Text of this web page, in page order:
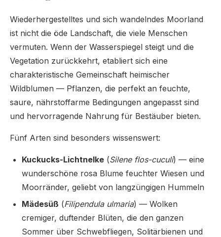
Wiederhergestelltes und sich wandelndes Moorland
ist nicht die öde Landschaft, die viele Menschen
vermuten. Wenn der Wasserspiegel steigt und die
Vegetation zurückkehrt, etabliert sich eine
charakteristische Gemeinschaft heimischer
Wildblumen — Pflanzen, die perfekt an feuchte,
saure, nährstoffarme Bedingungen angepasst sind
und hervorragende Nahrung für Bestäuber bieten.
Fünf Arten sind besonders wissenswert:
Kuckucks-Lichtnelke (Silene flos-cuculi) — eine
wunderschöne rosa Blume feuchter Wiesen und
Moorränder, geliebt von langzüngigen Hummeln
Mädesüß (Filipendula ulmaria) — Wolken
cremiger, duftender Blüten, die den ganzen
Sommer über Schwebfliegen, Solitärbienen und